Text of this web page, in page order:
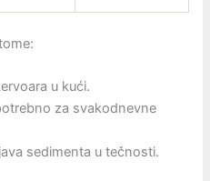
u kući.
za svakodnevne
sedimenta u tečnosti.